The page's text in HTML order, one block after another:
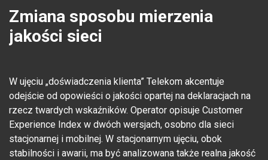
Zmiana sposobu mierzenia
jakości sieci
W ujęciu „doświadczenia klienta” Telekom akcentuje
odejście od opowieści o jakości opartej na deklaracjach na
rzecz twardych wskaźników. Operator opisuje Customer
Experience Index w dwóch wersjach, osobno dla sieci
stacjonarnej i mobilnej. W stacjonarnym ujęciu, obok
stabilności i awarii, ma być analizowana także realna jakość